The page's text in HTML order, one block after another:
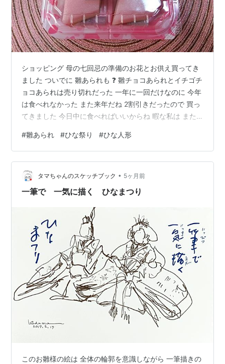
ショッピング 母の七回忌の準備のお花とお供え買ってき
ました ついでに 雛あられも ❓ 雛チョコあられとイチゴチ
ョコあられは売り切れだった 一年に一回だけなのに 今年
は食べれなかった また来年だね 2割引きだったので 買っ
てきました 今日中に食べればいいからね 暇な私は また
て疲れました 😅 間違い探し ❓ わかるかな 🤭 五人囃子の
右の子と右大臣と三丁の右の子 みんな同じもの持ってる
右大臣の弓矢がない AIさんに忠実に説明して作ったけれ
ど どこかおかしい でもおもしろいからこのままにします
#雛あられ #ひな祭り #ひな人形
タマちゃんのスケッチブック • 5ヶ月前
一筆で 一気に描く ひなまつり
このお雛様の絵は 全体の輪郭を意識しながら 一筆描きの